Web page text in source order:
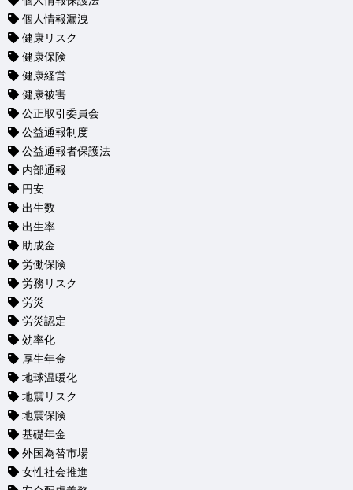
個人情報漏洩
健康リスク
健康保険
健康経営
健康被害
公正取引委員会
公益通報制度
公益通報者保護法
内部通報
円安
出生数
出生率
助成金
労働保険
労務リスク
労災
労災認定
効率化
厚生年金
地球温暖化
地震リスク
地震保険
基礎年金
外国為替市場
女性社会推進